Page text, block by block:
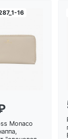
16
Monaco